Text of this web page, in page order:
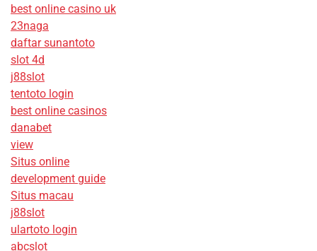
best online casino uk
23naga
daftar sunantoto
slot 4d
j88slot
tentoto login
best online casinos
danabet
view
Situs online
development guide
Situs macau
j88slot
ulartoto login
abcslot